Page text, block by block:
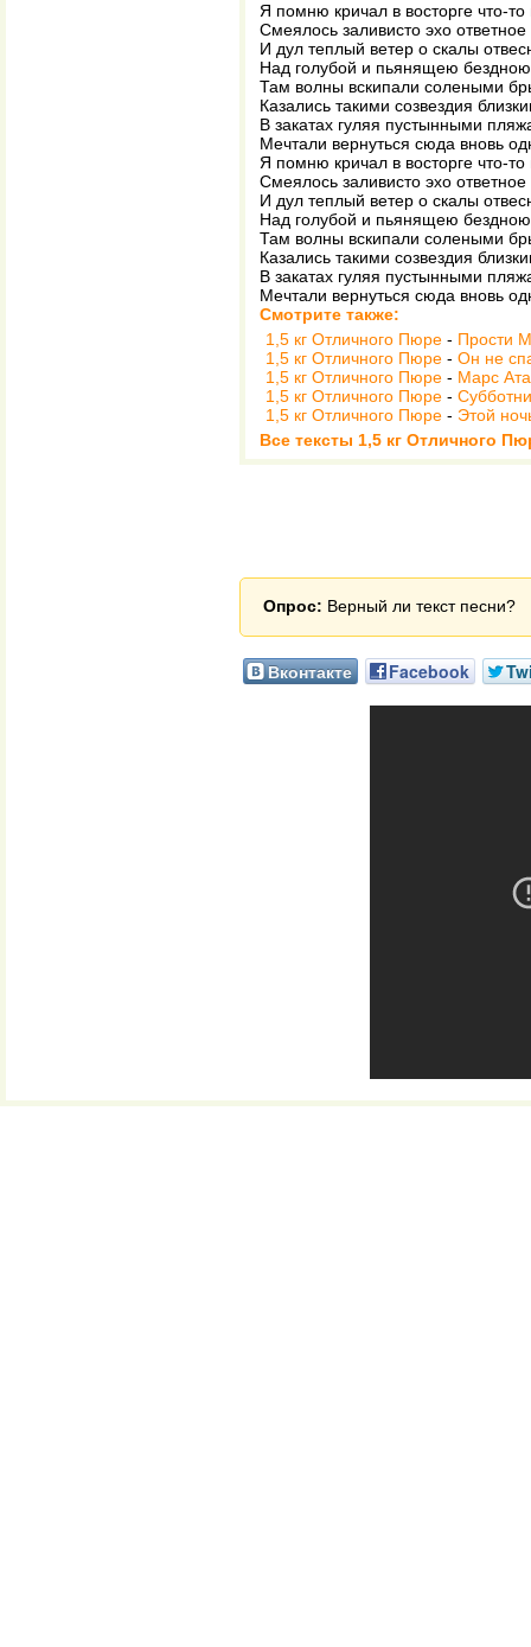
Я помню кричал в восторге что-
Смеялось заливисто эхо ответное
И дул теплый ветер о скалы
Над голубой и пьянящею бездною
Там волны вскипали солеными
Казались такими созвездия
В закатах гуляя пустынными
Мечтали вернуться сюда вновь
Я помню кричал в восторге что-
Смеялось заливисто эхо ответное
И дул теплый ветер о скалы
Над голубой и пьянящею бездною
Там волны вскипали солеными
Казались такими созвездия
В закатах гуляя пустынными
Мечтали вернуться сюда вновь
Смотрите также:
1,5 кг Отличного Пюре - Прости
1,5 кг Отличного Пюре - Он не
1,5 кг Отличного Пюре - Марс
1,5 кг Отличного Пюре -
1,5 кг Отличного Пюре - Этой
Все тексты 1,5 кг Отличного
Опрос: Верный ли текст песни?
Вконтакте Facebook